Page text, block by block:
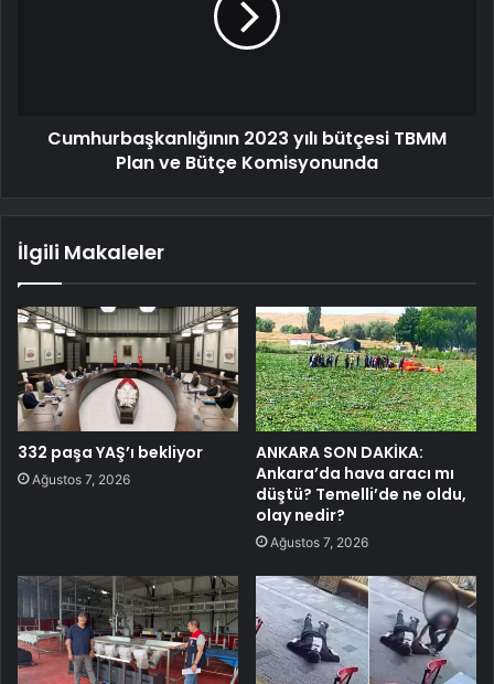
Cumhurbaşkanlığının 2023 yılı bütçesi TBMM
Plan ve Bütçe Komisyonunda
İlgili Makaleler
332 paşa YAŞ’ı bekliyor
Ağustos 7, 2026
ANKARA SON DAKİKA:
Ankara’da hava aracı mı
düştü? Temelli’de ne oldu,
olay nedir?
Ağustos 7, 2026